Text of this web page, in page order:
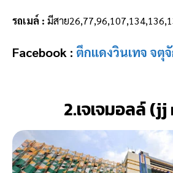
รถเมล์ : มีสาย
Facebook : ตึกแดงวินเทจ จตุ
2.เจเจมอลล์